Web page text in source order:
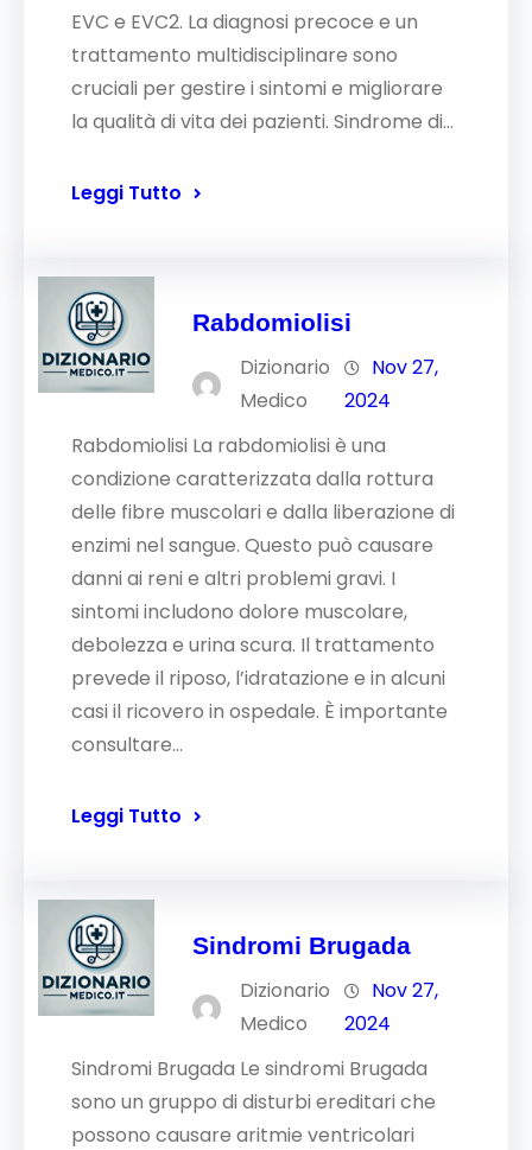
EVC e EVC2. La diagnosi precoce e un
trattamento multidisciplinare sono
cruciali per gestire i sintomi e migliorare
la qualità di vita dei pazienti. Sindrome di…
Leggi Tutto
Rabdomiolisi
Dizionario
Medico
Nov 27,
2024
Rabdomiolisi La rabdomiolisi è una
condizione caratterizzata dalla rottura
delle fibre muscolari e dalla liberazione di
enzimi nel sangue. Questo può causare
danni ai reni e altri problemi gravi. I
sintomi includono dolore muscolare,
debolezza e urina scura. Il trattamento
prevede il riposo, l’idratazione e in alcuni
casi il ricovero in ospedale. È importante
consultare…
Leggi Tutto
Sindromi Brugada
Dizionario
Medico
Nov 27,
2024
Sindromi Brugada Le sindromi Brugada
sono un gruppo di disturbi ereditari che
possono causare aritmie ventricolari